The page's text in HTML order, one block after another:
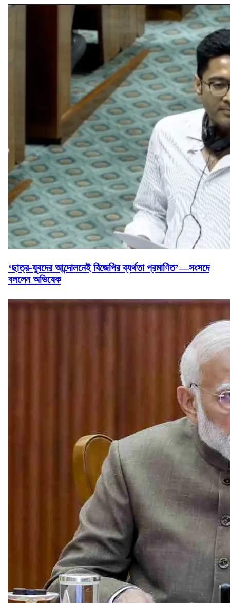
‘ছাত্র-যুবদের আন্দোলনেই বিজেপির ব্যর্থতা প্রমাণিত’—সংসদে
বললেন অভিষেক